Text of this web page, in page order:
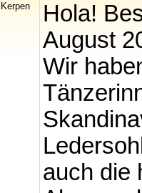
Hola!
August
Wir
auch die